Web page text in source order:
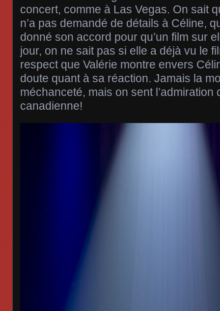
concert, comme à Las Vegas. On sait
n’a pas demandé de détails à Céline,
donné son accord pour qu’un film sur
jour, on ne sait pas si elle a déjà vu le
respect que Valérie montre envers
doute quant à sa réaction. Jamais la
méchanceté, mais on sent
canadienne!